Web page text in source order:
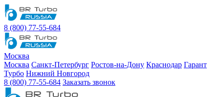
8 (800) 77-55-684
Москва
Москва Санкт-Петербург Ростов-на-Дону Краснодар Гарант
Турбо Нижний Новгород
8 (800) 77-55-684 Заказать звонок